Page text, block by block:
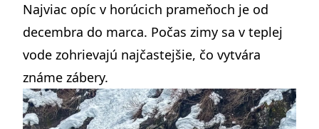
Najviac opíc v horúcich prameňoch je od
decembra do marca. Počas zimy sa v teplej
vode zohrievajú najčastejšie, čo vytvára
známe zábery.